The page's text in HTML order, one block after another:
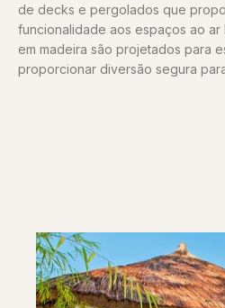
de decks e pergolados que
funcionalidade aos espaços ao
em madeira são projetados para
proporcionar diversão segura